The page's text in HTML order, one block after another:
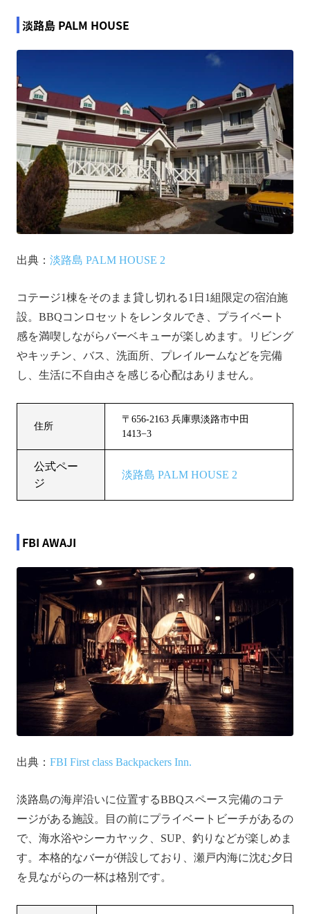
淡路島 PALM HOUSE
出典： 淡路島 PALM HOUSE 2
コテージ1棟をそのまま貸し切れる1日1組限定の宿泊施
設。BBQコンロセットをレンタルでき、プライベート
感を満喫しながらバーベキューが楽しめます。リビング
やキッチン、バス、洗面所、プレイルームなどを完備
し、生活に不自由さを感じる心配はありません。
住所
〒656-2163 兵庫県淡路市中田
1413−3
公式ペー
ジ
淡路島 PALM HOUSE 2
FBI AWAJI
出典： FBI First class Backpackers Inn.
淡路島の海岸沿いに位置するBBQスペース完備のコテ
ージがある施設。目の前にプライベートビーチがあるの
で、海水浴やシーカヤック、SUP、釣りなどが楽しめま
す。本格的なバーが併設しており、瀬戸内海に沈む夕日
を見ながらの一杯は格別です。